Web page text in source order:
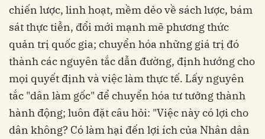
chiến lược, linh hoạt, mềm dẻo về sách lược, bám
sát thực tiễn, đổi mới mạnh mẽ phương thức
quản trị quốc gia; chuyển hóa những giá trị đó
thành các nguyên tắc dẫn đường, định hướng cho
mọi quyết định và việc làm thực tế. Lấy nguyên
tắc "dân làm gốc" để chuyển hóa tư tưởng thành
hành động; luôn đặt câu hỏi: "Việc này có lợi cho
dân không? Có làm hại đến lợi ích của Nhân dân